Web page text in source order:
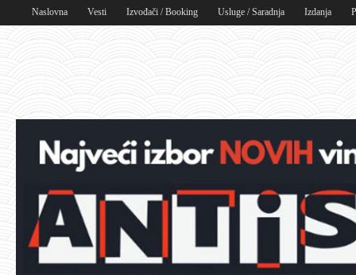
Naslovna Vesti Izvođači / Booking Usluge / Saradnja Izdanja